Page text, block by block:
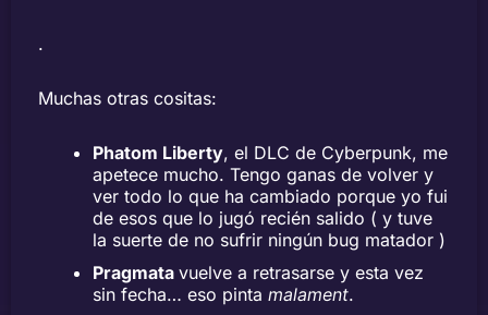
.
Muchas otras cositas:
Phatom Liberty, el DLC de Cyberpunk, me
apetece mucho. Tengo ganas de volver y
ver todo lo que ha cambiado porque yo fui
de esos que lo jugó recién salido ( y tuve
la suerte de no sufrir ningún bug matador )
Pragmata vuelve a retrasarse y esta vez
sin fecha… eso pinta malament.